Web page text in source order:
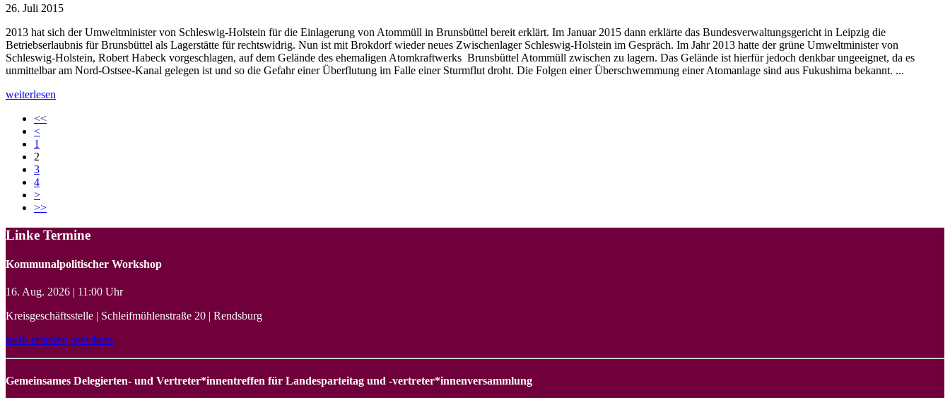
26. Juli 2015
2013 hat sich der Umweltminister von Schleswig-Holstein für die Einlagerung von Atommüll in Brunsbüttel bereit erklärt. Im Januar 2015 dann erklärte das Bundesverwaltungsgericht in Leipzig die
Betriebserlaubnis für Brunsbüttel als Lagerstätte für rechtswidrig. Nun ist mit Brokdorf wieder neues Zwischenlager Schleswig-Holstein im Gespräch. Im Jahr 2013 hatte der grüne Umweltminister von
Schleswig-Holstein, Robert Habeck vorgeschlagen, auf dem Gelände des ehemaligen Atomkraftwerks Brunsbüttel Atommüll zwischen zu lagern. Das Gelände ist hierfür jedoch denkbar ungeeignet, da es
unmittelbar am Nord-Ostsee-Kanal gelegen ist und so die Gefahr einer Überflutung im Falle einer Sturmflut droht. Die Folgen einer Überschwemmung einer Atomanlage sind aus Fukushima bekannt. ...
weiterlesen
<<
<
1
2
3
4
>
>>
Linke Termine
Kommunalpolitischer Workshop
16. Aug. 2026 | 11:00 Uhr
Kreisgeschäftsstelle | Schleifmühlenstraße 20 | Rendsburg
mehr erfahren speichern
Gemeinsames Delegierten- und Vertreter*innentreffen für Landesparteitag und -vertreter*innenversammlung